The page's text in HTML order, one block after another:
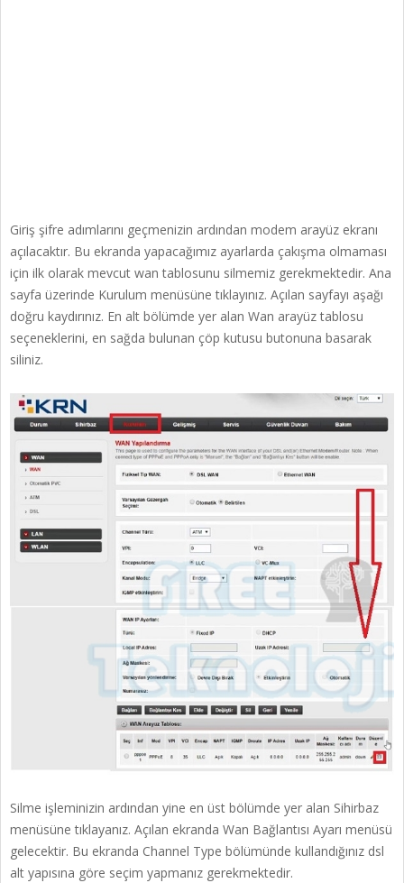
Giriş şifre adımlarını geçmenizin ardından modem arayüz ekranı
açılacaktır. Bu ekranda yapacağımız ayarlarda çakışma olmaması
için ilk olarak mevcut wan tablosunu silmemiz gerekmektedir. Ana
sayfa üzerinde Kurulum menüsüne tıklayınız. Açılan sayfayı aşağı
doğru kaydırınız. En alt bölümde yer alan Wan arayüz tablosu
seçeneklerini, en sağda bulunan çöp kutusu butonuna basarak
siliniz.
Silme işleminizin ardından yine en üst bölümde yer alan Sihirbaz
menüsüne tıklayanız. Açılan ekranda Wan Bağlantısı Ayarı menüsü
gelecektir. Bu ekranda Channel Type bölümünde kullandığınız dsl
alt yapısına göre seçim yapmanız gerekmektedir.